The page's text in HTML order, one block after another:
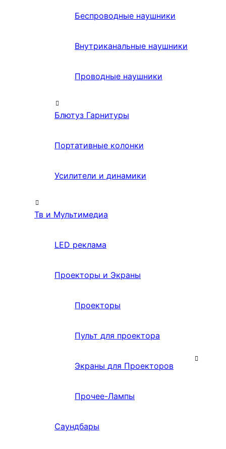
Беспроводные наушники
Внутриканальные наушники
Проводные наушники
Блютуз Гарнитуры
Портативные колонки
Усилители и динамики
Тв и Мультимедиа
LED реклама
Проекторы и Экраны
Проекторы
Пульт для проектора
Экраны для Проекторов
Прочее-Лампы
Саундбары